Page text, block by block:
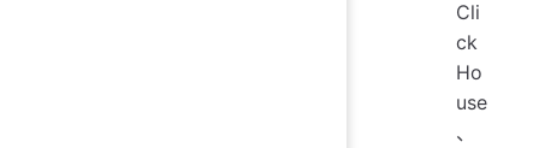
Cli
ck
Ho
use
、